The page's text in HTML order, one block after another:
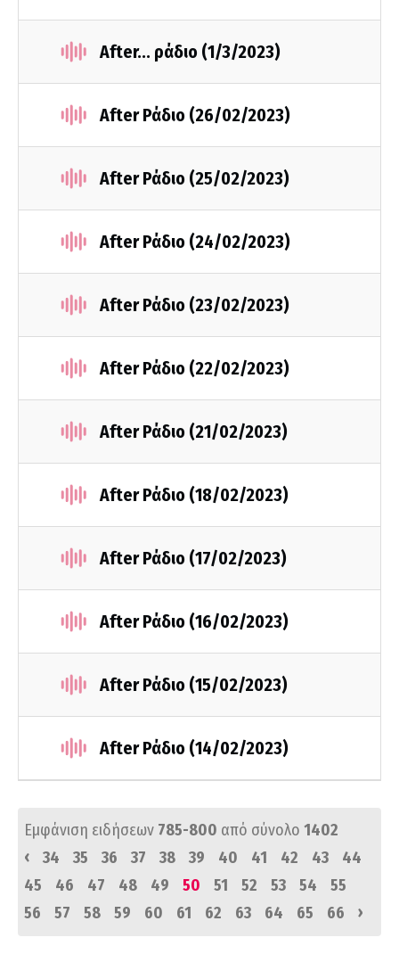
After... ράδιο (1/3/2023)
After Ράδιο (26/02/2023)
After Ράδιο (25/02/2023)
After Ράδιο (24/02/2023)
After Ράδιο (23/02/2023)
After Ράδιο (22/02/2023)
After Ράδιο (21/02/2023)
After Ράδιο (18/02/2023)
After Ράδιο (17/02/2023)
After Ράδιο (16/02/2023)
After Ράδιο (15/02/2023)
After Ράδιο (14/02/2023)
Εμφάνιση ειδήσεων 785-800 από σύνολο 1402
‹
34 35 36 37 38 39 40 41 42 43
44
45
46 47 48 49 50 51 52 53 54
55
56
57 58 59 60 61 62 63 64 65 66 ›